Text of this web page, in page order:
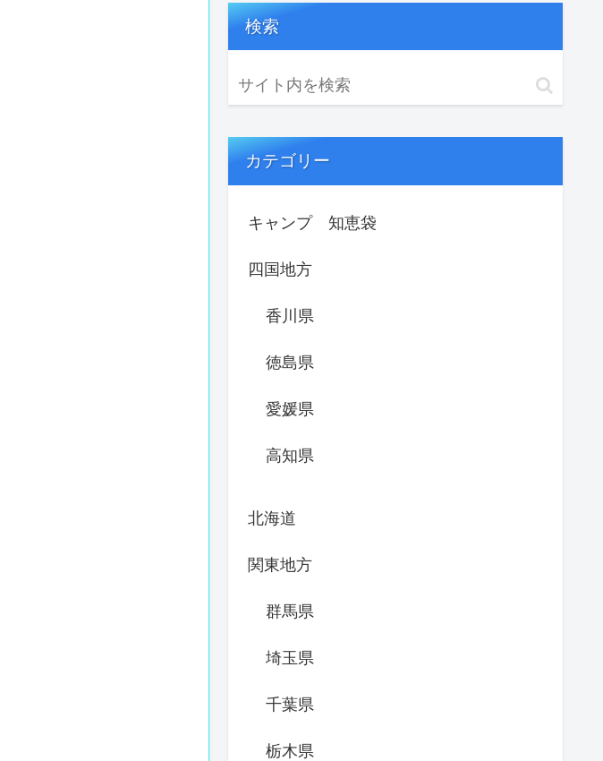
検索
カテゴリー
キャンプ 知恵袋
四国地方
香川県
徳島県
愛媛県
高知県
北海道
関東地方
群馬県
埼玉県
千葉県
栃木県